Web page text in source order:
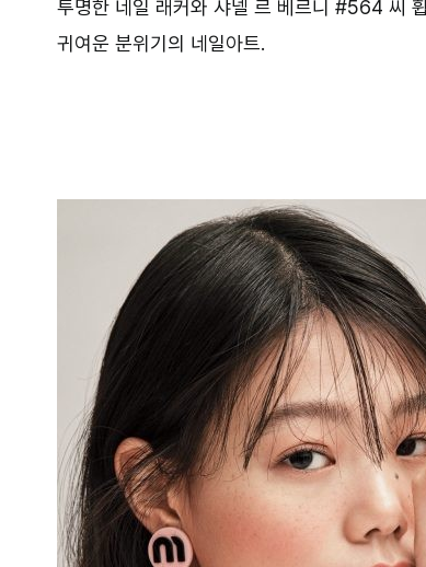
투명한 네일 래커와 샤넬 르 베르니 #564 씨
귀여운 분위기의 네일아트.